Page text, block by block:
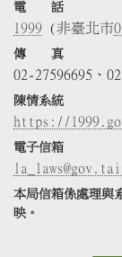
電 話
1999 (非臺北市
傳 真
02-27596695、
陳情系統
https://
電子信箱
本局信箱係處理與
映。